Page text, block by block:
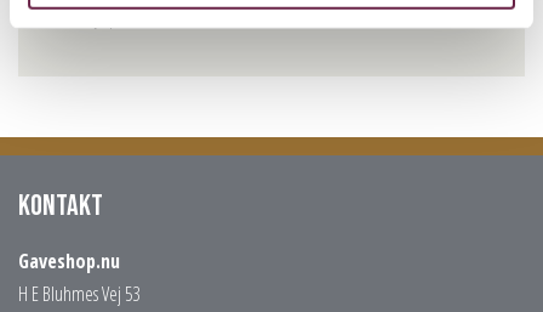
Vejl. pris kr. 1299,-
Kontakt
Gaveshop.nu
H E Bluhmes Vej 53